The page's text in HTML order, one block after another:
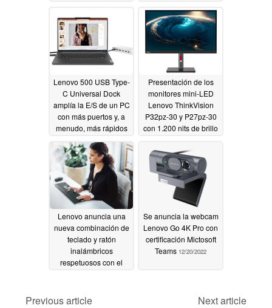
RTX 405012/20/2022
Lenovo 500 USB Type-
C Universal Dock
amplía la E/S de un PC
con más puertos y, a
menudo, más rápidos
12/20/2022
Presentación de los
monitores mini-LED
Lenovo ThinkVision
P32pz-30 y P27pz-30
con 1.200 nits de brillo
de atenuación local y
un conmutador KVM
12/20/2022
Lenovo anuncia una
nueva combinación de
teclado y ratón
inalámbricos
respetuosos con el
Se anuncia la webcam
Lenovo Go 4K Pro con
certificación Mictosoft
Teams 12/20/2022
Previous article
Next article